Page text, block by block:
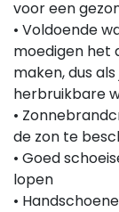
voor een
• Voldoende
moedigen het
maken, dus
herbruikbare
•
de zon te
• Goed
lopen
•